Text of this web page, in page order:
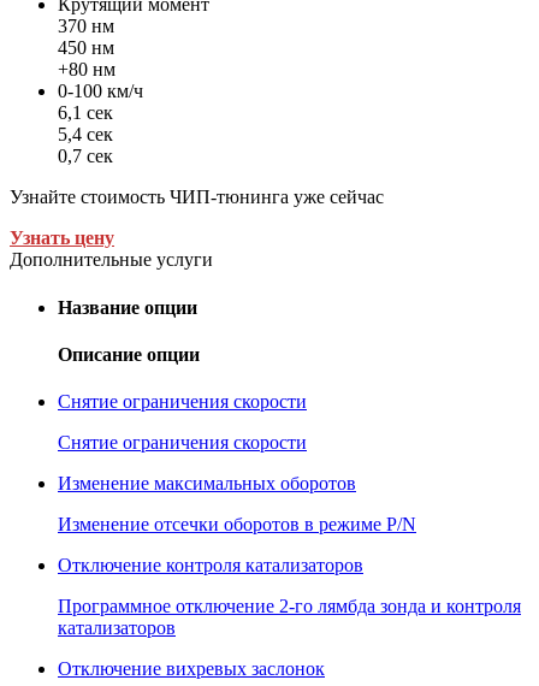
Крутящий момент
370 нм
450 нм
+80 нм
0-100 км/ч
6,1 сек
5,4 сек
0,7 сек
Узнайте стоимость ЧИП-тюнинга уже сейчас
Узнать цену
Дополнительные услуги
Название опции
Описание опции
Снятие ограничения скорости
Снятие ограничения скорости
Изменение максимальных оборотов
Изменение отсечки оборотов в режиме P/N
Отключение контроля катализаторов
Программное отключение 2-го лямбда зонда и контроля
катализаторов
Отключение вихревых заслонок